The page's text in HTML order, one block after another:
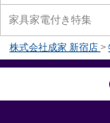
家具家電付き特集
株式会社成家 新宿店 >